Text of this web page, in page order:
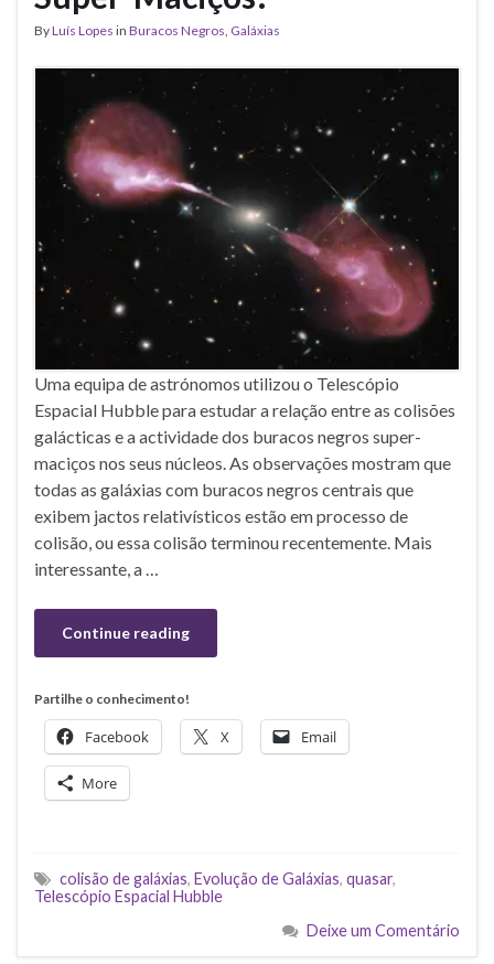
ByLuís Lopes in Buracos Negros, Galáxias
Uma equipa de astrónomos utilizou o Telescópio
Espacial Hubble para estudar a relação entre as colisões
galácticas e a actividade dos buracos negros super-
maciços nos seus núcleos. As observações mostram que
todas as galáxias com buracos negros centrais que
exibem jactos relativísticos estão em processo de
colisão, ou essa colisão terminou recentemente. Mais
interessante, a …
Continue reading
Partilhe o conhecimento!
Facebook X Email
More
colisão de galáxias, Evolução de Galáxias, quasar,
Telescópio Espacial Hubble
Deixe um Comentário